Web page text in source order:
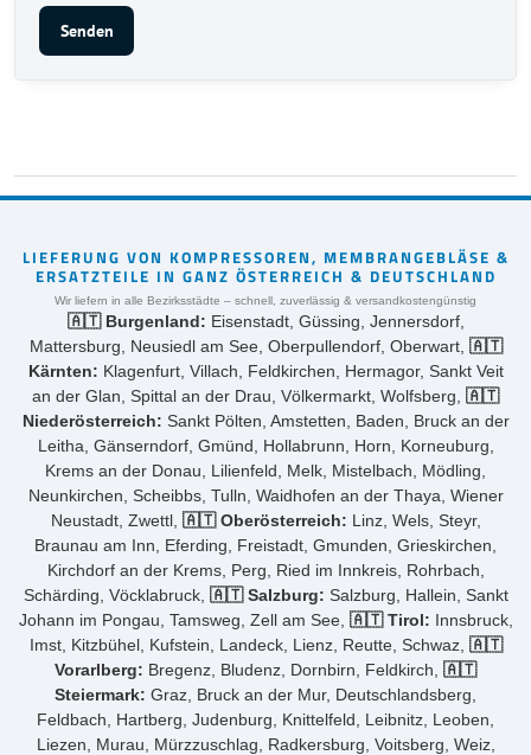
Senden
LIEFERUNG VON KOMPRESSOREN, MEMBRANGEBLÄSE &
ERSATZTEILE IN GANZ ÖSTERREICH & DEUTSCHLAND
Wir liefern in alle Bezirksstädte – schnell, zuverlässig & versandkostengünstig
🇦🇹 Burgenland: Eisenstadt, Güssing, Jennersdorf,
Mattersburg, Neusiedl am See, Oberpullendorf, Oberwart, 🇦🇹
Kärnten: Klagenfurt, Villach, Feldkirchen, Hermagor, Sankt Veit
an der Glan, Spittal an der Drau, Völkermarkt, Wolfsberg, 🇦🇹
Niederösterreich: Sankt Pölten, Amstetten, Baden, Bruck an der
Leitha, Gänserndorf, Gmünd, Hollabrunn, Horn, Korneuburg,
Krems an der Donau, Lilienfeld, Melk, Mistelbach, Mödling,
Neunkirchen, Scheibbs, Tulln, Waidhofen an der Thaya, Wiener
Neustadt, Zwettl, 🇦🇹 Oberösterreich: Linz, Wels, Steyr,
Braunau am Inn, Eferding, Freistadt, Gmunden, Grieskirchen,
Kirchdorf an der Krems, Perg, Ried im Innkreis, Rohrbach,
Schärding, Vöcklabruck, 🇦🇹 Salzburg: Salzburg, Hallein, Sankt
Johann im Pongau, Tamsweg, Zell am See, 🇦🇹 Tirol: Innsbruck,
Imst, Kitzbühel, Kufstein, Landeck, Lienz, Reutte, Schwaz, 🇦🇹
Vorarlberg: Bregenz, Bludenz, Dornbirn, Feldkirch, 🇦🇹
Steiermark: Graz, Bruck an der Mur, Deutschlandsberg,
Feldbach, Hartberg, Judenburg, Knittelfeld, Leibnitz, Leoben,
Liezen, Murau, Mürzzuschlag, Radkersburg, Voitsberg, Weiz,